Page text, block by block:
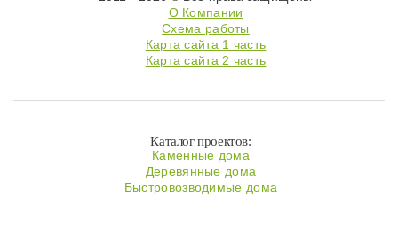
О Компании
Схема работы
Карта сайта 1 часть
Карта сайта 2 часть
Каталог проектов:
Каменные дома
Деревянные дома
Быстровозводимые дома